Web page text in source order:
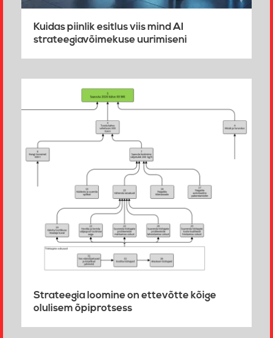
Kuidas piinlik esitlus viis mind AI
strateegiavõimekuse uurimiseni
Strateegia loomine on ettevõtte kõige
olulisem õpiprotsess